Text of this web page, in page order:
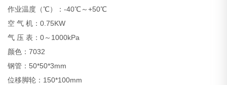
作业温度（℃）：-40℃～+50℃
空 气 机：0.75KW
气 压 表：0～1000kPa
颜色：7032
钢管：50*50*3mm
位移脚轮：150*100mm